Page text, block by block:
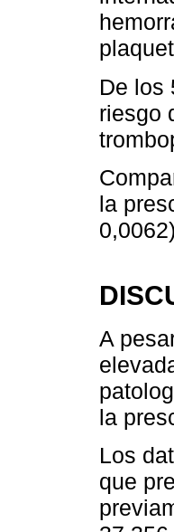
De los
riesgo
la
A
la
Los
que